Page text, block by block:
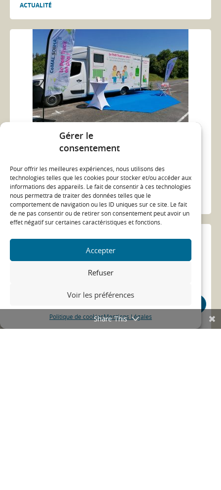
Gérer le
consentement
Pour offrir les meilleures expériences, nous utilisons des
technologies telles que les cookies pour stocker et/ou accéder aux
informations des appareils. Le fait de consentir à ces technologies
nous permettra de traiter des données telles que le
comportement de navigation ou les ID uniques sur ce site. Le fait
de ne pas consentir ou de retirer son consentement peut avoir un
effet négatif sur certaines caractéristiques et fonctions.
Accepter
Refuser
Voir les préférences
Politique de cookiesMentions Légales
ACTUALITÉ
« Le petit Truck en plus » en vidéo
05/04/21
adaptation truck ...
ACTUALITÉ
Share This